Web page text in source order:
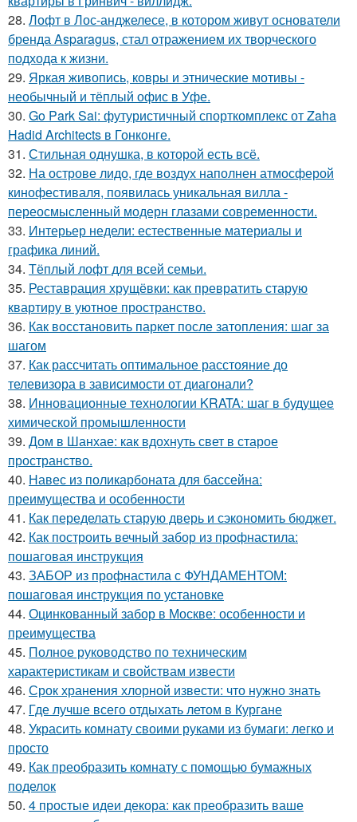
28. Лофт в Лос-анджелесе, в котором живут основатели
бренда Asparagus, стал отражением их творческого
подхода к жизни.
29. Яркая живопись, ковры и этнические мотивы -
необычный и тёплый офис в Уфе.
30. Go Park Sai: футуристичный спорткомплекс от Zaha
Hadid Architects в Гонконге.
31. Стильная однушка, в которой есть всё.
32. На острове лидо, где воздух наполнен атмосферой
кинофестиваля, появилась уникальная вилла -
переосмысленный модерн глазами современности.
33. Интерьер недели: естественные материалы и
графика линий.
34. Тёплый лофт для всей семьи.
35. Реставрация хрущёвки: как превратить старую
квартиру в уютное пространство.
36. Как восстановить паркет после затопления: шаг за
шагом
37. Как рассчитать оптимальное расстояние до
телевизора в зависимости от диагонали?
38. Инновационные технологии KRATA: шаг в будущее
химической промышленности
39. Дом в Шанхае: как вдохнуть свет в старое
пространство.
40. Навес из поликарбоната для бассейна:
преимущества и особенности
41. Как переделать старую дверь и сэкономить бюджет.
42. Как построить вечный забор из профнастила:
пошаговая инструкция
43. ЗАБОР из профнастила с ФУНДАМЕНТОМ:
пошаговая инструкция по установке
44. Оцинкованный забор в Москве: особенности и
преимущества
45. Полное руководство по техническим
характеристикам и свойствам извести
46. Срок хранения хлорной извести: что нужно знать
47. Где лучше всего отдыхать летом в Кургане
48. Украсить комнату своими руками из бумаги: легко и
просто
49. Как преобразить комнату с помощью бумажных
поделок
50. 4 простые идеи декора: как преобразить ваше